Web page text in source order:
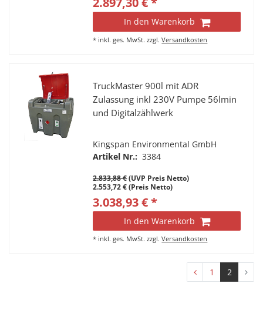
In den Warenkorb
* inkl. ges. MwSt. zzgl.Versandkosten
TruckMaster 900l mit ADR
Zulassung inkl 230V Pumpe 56lmin
und Digitalzählwerk
Kingspan Environmental GmbH
Artikel Nr.: 3384
2.833,88 €(UVP Preis Netto)
2.553,72 € (Preis Netto)
3.038,93 € *
In den Warenkorb
* inkl. ges. MwSt. zzgl.Versandkosten
1 2